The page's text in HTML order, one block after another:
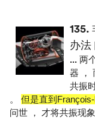
135.
办法
... 两
器 ，
共振
。 但是直到
问世 ， 才将共振现